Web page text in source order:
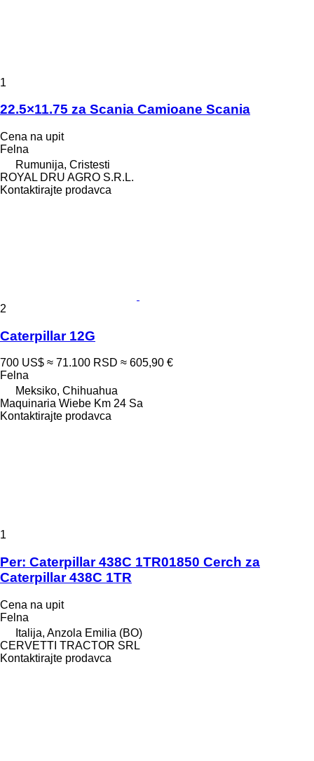
1
22.5×11.75 za Scania Camioane Scania
Cena na upit
Felna
Rumunija, Cristesti
ROYAL DRU AGRO S.R.L.
Kontaktirajte prodavca
2
Caterpillar 12G
700 US$ ≈ 71.100 RSD ≈ 605,90 €
Felna
Meksiko, Chihuahua
Maquinaria Wiebe Km 24 Sa
Kontaktirajte prodavca
1
Per: Caterpillar 438C 1TR01850 Cerch za
Caterpillar 438C 1TR
Cena na upit
Felna
Italija, Anzola Emilia (BO)
CERVETTI TRACTOR SRL
Kontaktirajte prodavca